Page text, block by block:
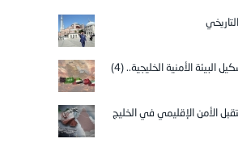
البيئة الأمنية الخليجية.. (4)
الأمن الإقليمي في الخليج